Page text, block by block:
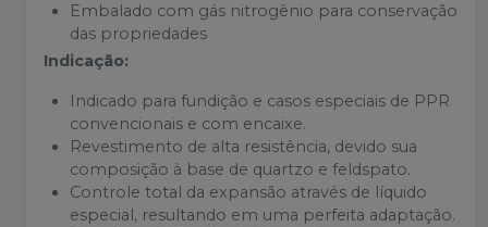
Embalado com gás nitrogênio para conservação
das propriedades
Indicação:
Indicado para fundição e casos especiais de PPR
convencionais e com encaixe.
Revestimento de alta resistência, devido sua
composição à base de quartzo e feldspato.
Controle total da expansão através de líquido
especial, resultando em uma perfeita adaptação.